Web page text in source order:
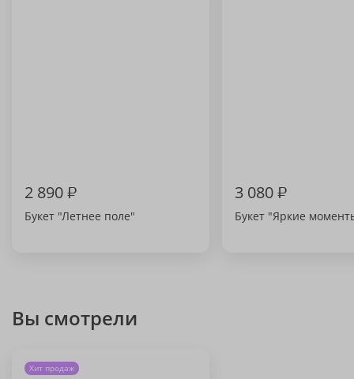
2 890₽
Букет "Летнее поле"
3 080₽
Букет "Яркие
Вы смотрели
Хит продаж